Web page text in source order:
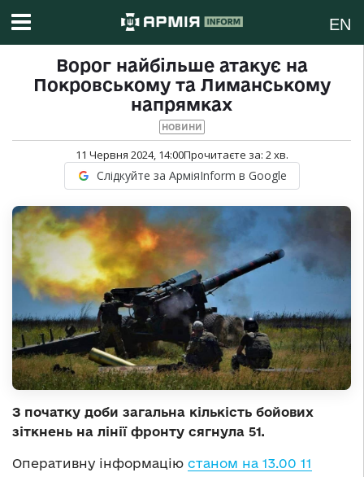
EN
Ворог найбільше атакує на
Покровському та Лиманському
напрямках
НОВИНИ
11 Червня 2024, 14:00Прочитаєте за: 2хв.
Слідкуйте за АрміяInform в Google
З початку доби загальна кількість бойових
зіткнень на лінії фронту сягнула 51.
Оперативну інформацію станом на 13.00 11